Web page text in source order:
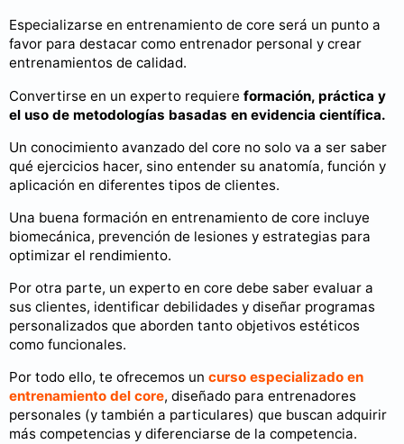
Especializarse en entrenamiento de core será un punto a
favor para destacar como entrenador personal y crear
entrenamientos de calidad.
Convertirse en un experto requiere formación, práctica y
el uso de metodologías basadas en evidencia científica.
Un conocimiento avanzado del core no solo va a ser saber
qué ejercicios hacer, sino entender su anatomía, función y
aplicación en diferentes tipos de clientes.
Una buena formación en entrenamiento de core incluye
biomecánica, prevención de lesiones y estrategias para
optimizar el rendimiento.
Por otra parte, un experto en core debe saber evaluar a
sus clientes, identificar debilidades y diseñar programas
personalizados que aborden tanto objetivos estéticos
como funcionales.
Por todo ello, te ofrecemos un curso especializado en
entrenamiento del core, diseñado para entrenadores
personales (y también a particulares) que buscan adquirir
más competencias y diferenciarse de la competencia.